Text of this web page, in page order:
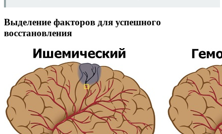
Выделение факторов для успешного
восстановления